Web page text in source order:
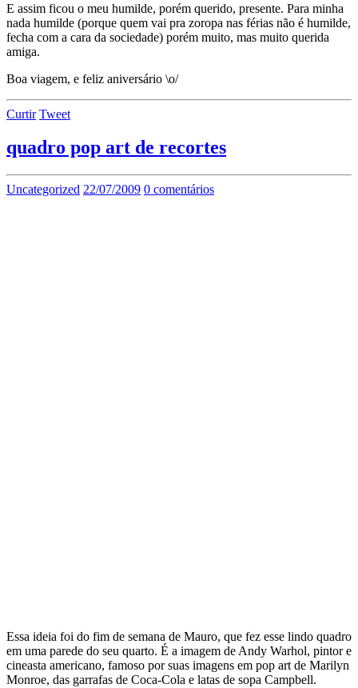
E assim ficou o meu humilde, porém querido, presente. Para minha
nada humilde (porque quem vai pra zoropa nas férias não é humilde,
fecha com a cara da sociedade) porém muito, mas muito querida
amiga.
Boa viagem, e feliz aniversário \o/
Curtir Tweet
quadro pop art de recortes
Uncategorized 22/07/2009 0 comentários
Essa ideia foi do fim de semana de Mauro, que fez esse lindo quadro
em uma parede do seu quarto. É a imagem de Andy Warhol, pintor e
cineasta americano, famoso por suas imagens em pop art de Marilyn
Monroe, das garrafas de Coca-Cola e latas de sopa Campbell.